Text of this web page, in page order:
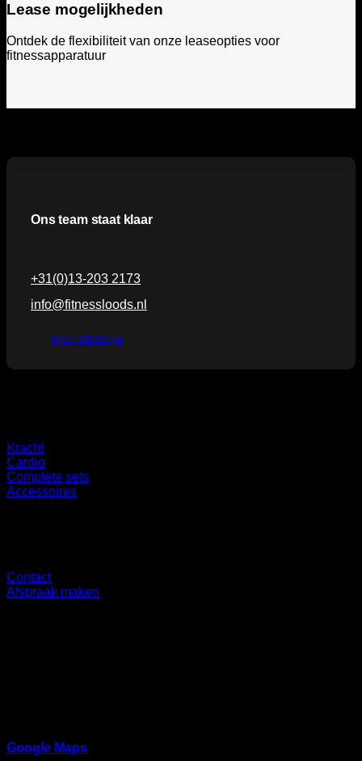
Lease mogelijkheden
Ontdek de flexibiliteit van onze leaseopties voor
fitnessapparatuur
Ons team staat klaar
+31(0)13-203 2173
info@fitnessloods.nl
Open WhatsApp
Kracht
Cardio
Complete sets
Accessoires
Contact
Afspraak maken
Google Maps